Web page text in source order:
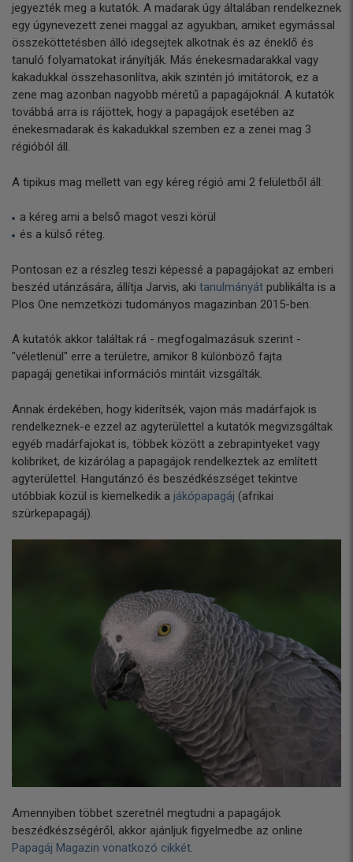
jegyezték meg a kutatók. A madarak úgy általában rendelkeznek
egy úgynevezett zenei maggal az agyukban, amiket egymással
összeköttetésben álló idegsejtek alkotnak és az éneklő és
tanuló folyamatokat irányítják. Más énekesmadarakkal vagy
kakadukkal összehasonlítva, akik szintén jó imitátorok, ez a
zene mag azonban nagyobb méretű a papagájoknál. A kutatók
továbbá arra is rájöttek, hogy a papagájok esetében az
énekesmadarak és kakadukkal szemben ez a zenei mag 3
régióból áll.
A tipikus mag mellett van egy kéreg régió ami 2 felületből áll:
a kéreg ami a belső magot veszi körül
és a külső réteg.
Pontosan ez a részleg teszi képessé a papagájokat az emberi
beszéd utánzására, állítja Jarvis, aki tanulmányát publikálta is a
Plos One nemzetközi tudományos magazinban 2015-ben.
A kutatók akkor találtak rá - megfogalmazásuk szerint -
"véletlenül" erre a területre, amikor 8 különböző fajta
papagáj genetikai információs mintáit vizsgálták.
Annak érdekében, hogy kiderítsék, vajon más madárfajok is
rendelkeznek-e ezzel az agyterülettel a kutatók megvizsgáltak
egyéb madárfajokat is, többek között a zebrapintyeket vagy
kolibriket, de kizárólag a papagájok rendelkeztek az említett
agyterülettel. Hangutánzó és beszédkészséget tekintve
utóbbiak közül is kiemelkedik a jákópapagáj (afrikai
szürkepapagáj).
Amennyiben többet szeretnél megtudni a papagájok
beszédkészségéről, akkor ajánljuk figyelmedbe az online
Papagáj Magazin vonatkozó cikkét.